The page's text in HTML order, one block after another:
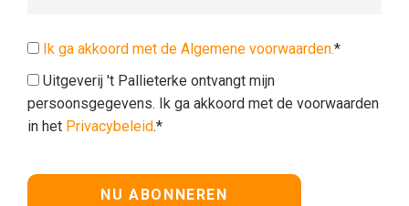
Ik ga akkoord met de Algemene voorwaarden.*
Uitgeverij 't Pallieterke ontvangt mijn
persoonsgegevens. Ik ga akkoord met de voorwaarden
in het Privacybeleid.*
Geen waarde